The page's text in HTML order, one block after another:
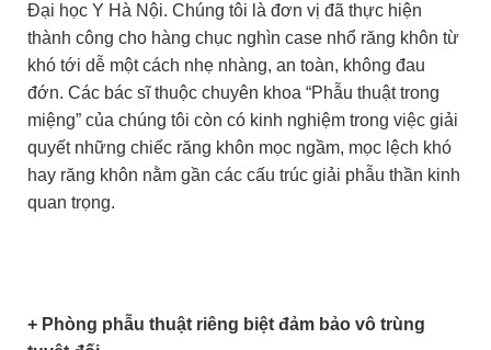
Đại học Y Hà Nội. Chúng tôi là đơn vị đã thực hiện
thành công cho hàng chục nghìn case nhổ răng khôn từ
khó tới dễ một cách nhẹ nhàng, an toàn, không đau
đớn. Các bác sĩ thuộc chuyên khoa “Phẫu thuật trong
miệng” của chúng tôi còn có kinh nghiệm trong việc giải
quyết những chiếc răng khôn mọc ngầm, mọc lệch khó
hay răng khôn nằm gần các cấu trúc giải phẫu thần kinh
quan trọng.
+ Phòng phẫu thuật riêng biệt đảm bảo vô trùng